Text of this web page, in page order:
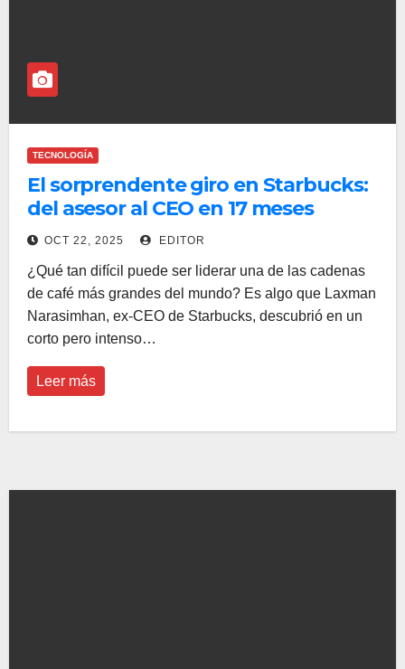
TECNOLOGÍA
El sorprendente giro en Starbucks:
del asesor al CEO en 17 meses
OCT 22, 2025 EDITOR
¿Qué tan difícil puede ser liderar una de las cadenas
de café más grandes del mundo? Es algo que Laxman
Narasimhan, ex-CEO de Starbucks, descubrió en un
corto pero intenso…
Leer más